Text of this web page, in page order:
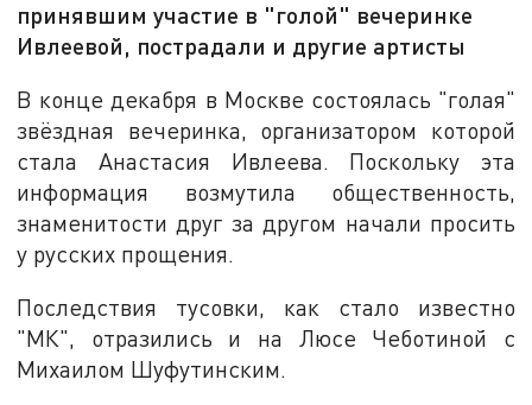
принявшим участие в "голой" вечеринке
Ивлеевой, пострадали и другие артисты
В конце декабря в Москве состоялась "голая"
звёздная вечеринка, организатором которой
стала Анастасия Ивлеева. Поскольку эта
информация возмутила общественность,
знаменитости друг за другом начали просить
у русских прощения.
Последствия тусовки, как стало известно
"МК", отразились и на Люсе Чеботиной с
Михаилом Шуфутинским.